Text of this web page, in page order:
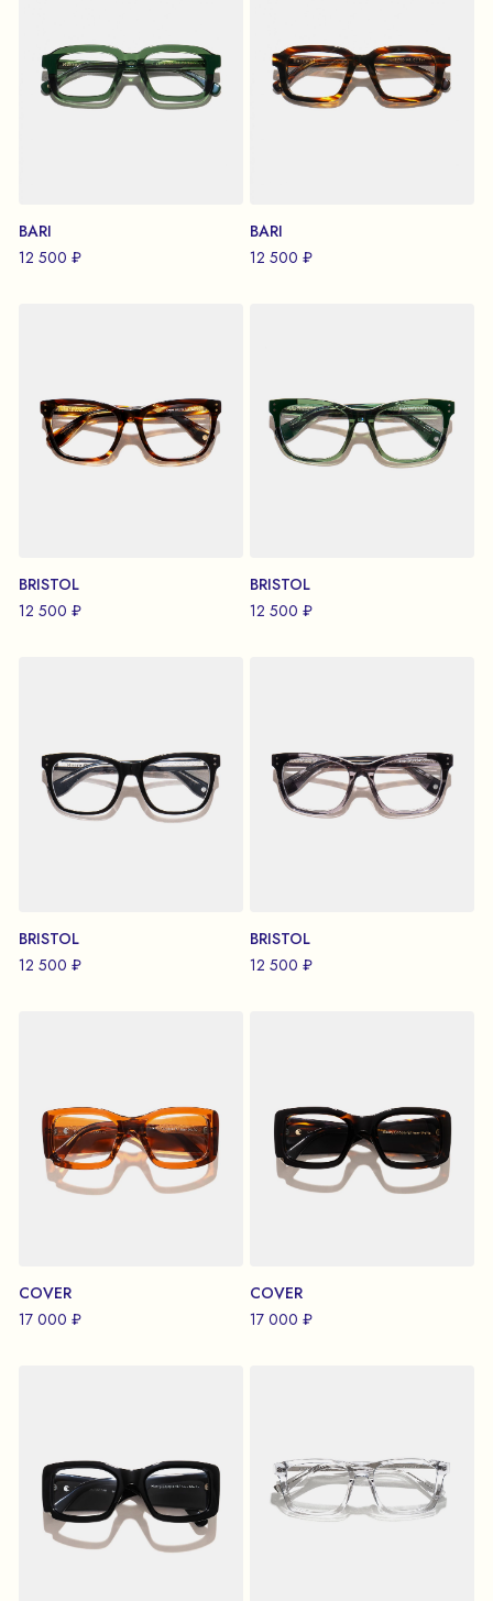
BARI
12 500 ₽
BARI
12 500 ₽
BRISTOL
12 500 ₽
BRISTOL
12 500 ₽
BRISTOL
12 500 ₽
BRISTOL
12 500 ₽
COVER
17 000 ₽
COVER
17 000 ₽